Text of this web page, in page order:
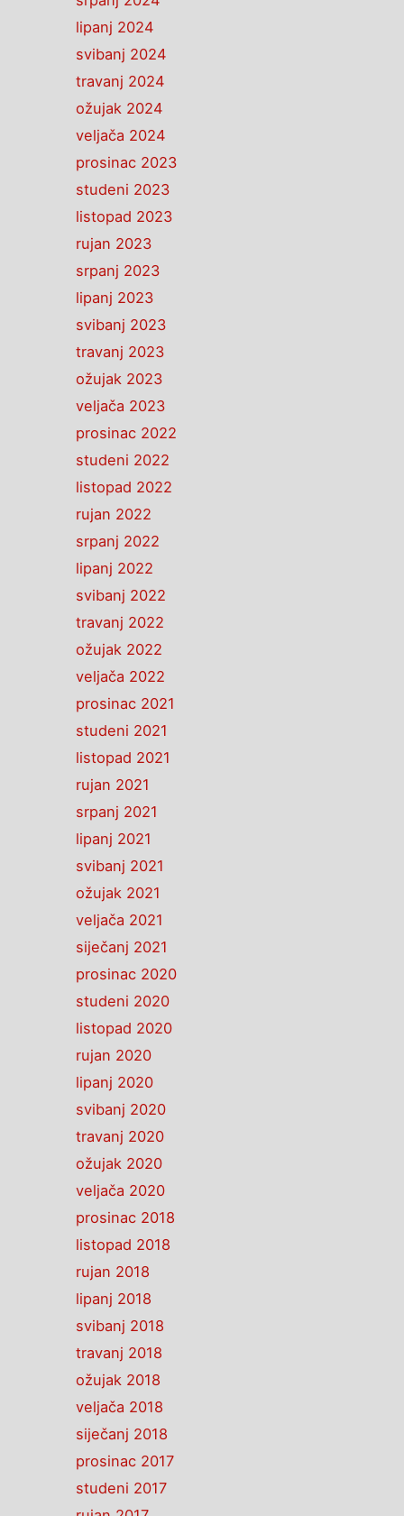
lipanj 2024
svibanj 2024
travanj 2024
ožujak 2024
veljača 2024
prosinac 2023
studeni 2023
listopad 2023
rujan 2023
srpanj 2023
lipanj 2023
svibanj 2023
travanj 2023
ožujak 2023
veljača 2023
prosinac 2022
studeni 2022
listopad 2022
rujan 2022
srpanj 2022
lipanj 2022
svibanj 2022
travanj 2022
ožujak 2022
veljača 2022
prosinac 2021
studeni 2021
listopad 2021
rujan 2021
srpanj 2021
lipanj 2021
svibanj 2021
ožujak 2021
veljača 2021
siječanj 2021
prosinac 2020
studeni 2020
listopad 2020
rujan 2020
lipanj 2020
svibanj 2020
travanj 2020
ožujak 2020
veljača 2020
prosinac 2018
listopad 2018
rujan 2018
lipanj 2018
svibanj 2018
travanj 2018
ožujak 2018
veljača 2018
siječanj 2018
prosinac 2017
studeni 2017